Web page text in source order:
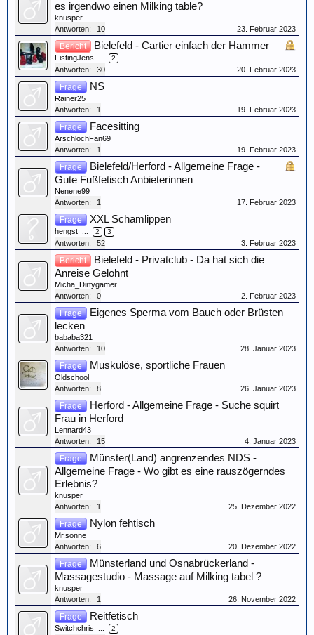
es irgendwo einen Milking table?
knusper
Antworten:
10 23. Februar 2023
Bericht Bielefeld - Cartier einfach der Hammer
FistingJens ... 2
Antworten: 30 20. Februar 2023
Frage NS
Rainer25
Antworten:
1 19. Februar 2023
Frage Facesitting
ArschlochFan69
Antworten:
1 19. Februar 2023
Frage
Bielefeld/Herford - Allgemeine Frage -
Gute Fußfetisch Anbieterinnen
Nenene99
Antworten:
1 17. Februar 2023
Frage XXL Schamlippen
hengst ... 2 3
Antworten: 52 3. Februar 2023
Bericht
Bielefeld - Privatclub - Da hat sich die
Anreise Gelohnt
Micha_Dirtygamer
Antworten:
0 2. Februar 2023
Frage
Eigenes Sperma vom Bauch oder Brüsten
lecken
bababa321
Antworten:
10 28. Januar 2023
Frage Muskulöse, sportliche Frauen
Oldschool
Antworten:
8 26. Januar 2023
Frage
Herford - Allgemeine Frage - Suche squirt
Frau in Herford
Lennard43
Antworten:
15 4. Januar 2023
Frage
Münster(Land) angrenzendes NDS -
Allgemeine Frage - Wo gibt es eine rauszögerndes
Erlebnis?
knusper
Antworten:
1 25. Dezember 2022
Frage Nylon fehtisch
Mr.sonne
Antworten:
6 20. Dezember 2022
Frage
Münsterland und Osnabrückerland -
Massagestudio - Massage auf Milking tabel ?
knusper
Antworten:
1 26. November 2022
Frage Reitfetisch
Switchchris ... 2